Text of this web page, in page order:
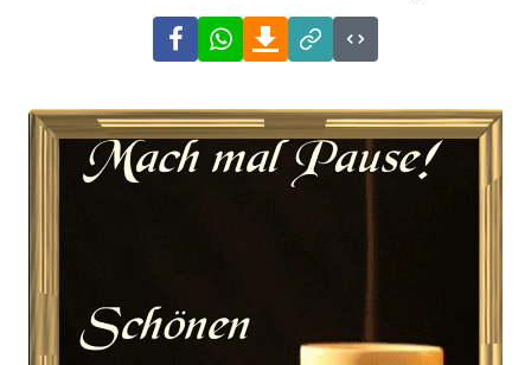
FacebookWhatsAppDownload
Link
Code